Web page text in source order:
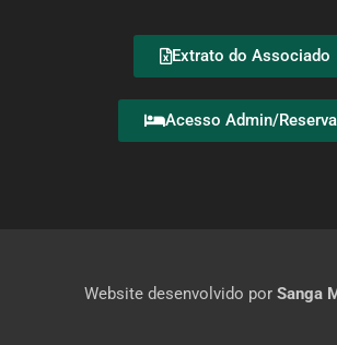
Extrato do Associado
Acesso Admin/
Website desenvolvido por Sanga